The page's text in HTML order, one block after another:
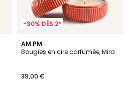
-30% DÈS 2*
AM.PM
Bougies en cire parfumée, Mira
39,00 €